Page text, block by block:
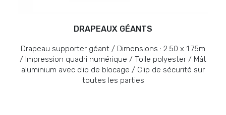
DRAPEAUX GÉANTS
Drapeau supporter géant / Dimensions : 2.50 x 1.75m
/ Impression quadri numérique / Toile polyester / Mât
aluminium avec clip de blocage / Clip de sécurité sur
toutes les parties